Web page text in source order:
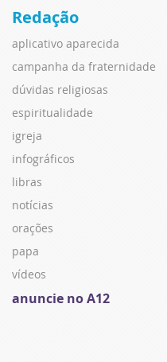
Redação
aplicativo aparecida
campanha da fraternidade
dúvidas religiosas
espiritualidade
igreja
infográficos
libras
notícias
orações
papa
vídeos
anuncie no A12